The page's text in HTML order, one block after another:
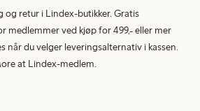
og retur i Lindex-butikker. Gratis
medlemmer ved kjøp for 499,- eller mer
når du velger leveringsalternativ i kassen.
at Lindex-medlem.